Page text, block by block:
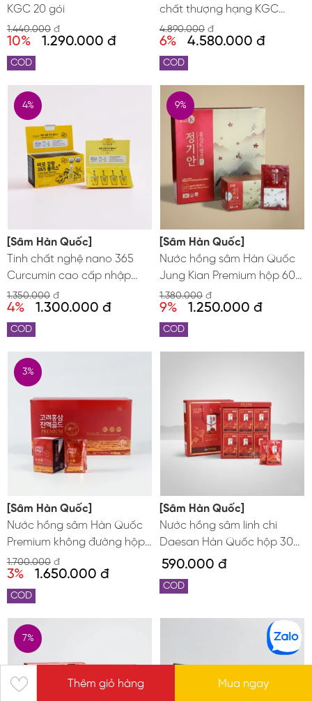
Thêm giỏ hàng Mua ngay
KGC 20 gói
1.440.000 đ
10% 1.290.000 đ
COD
chất thượng hạng KGC
Jung Kwan Jang Pure
Extract hộp 30 gói x 90ml
4.890.000 đ
6% 4.580.000 đ
COD
[Sâm Hàn Quốc]
Tinh chất nghệ nano 365
Curcumin cao cấp nhập
khẩu chính hãng Hàn Quốc
1.350.000 đ
4% 1.300.000 đ
4%
COD
[Sâm Hàn Quốc]
Nước hồng sâm Hàn Quốc
Jung Kian Premium hộp 60
gói x 50ml
1.380.000 đ
9% 1.250.000 đ
9%
COD
[Sâm Hàn Quốc]
Nước hồng sâm Hàn Quốc
Premium không đường hộp
30 gói x 80ml
1.700.000 đ
3% 1.650.000 đ
3%
COD
[Sâm Hàn Quốc]
Nước hồng sâm linh chi
Daesan Hàn Quốc hộp 30
gói x 70ml
590.000 đ
COD
7%